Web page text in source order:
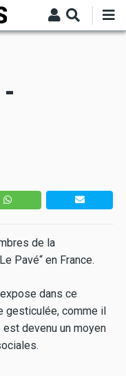
de la
Pavé“ en France.
dans ce
gesticulée, comme il
devenu un moyen